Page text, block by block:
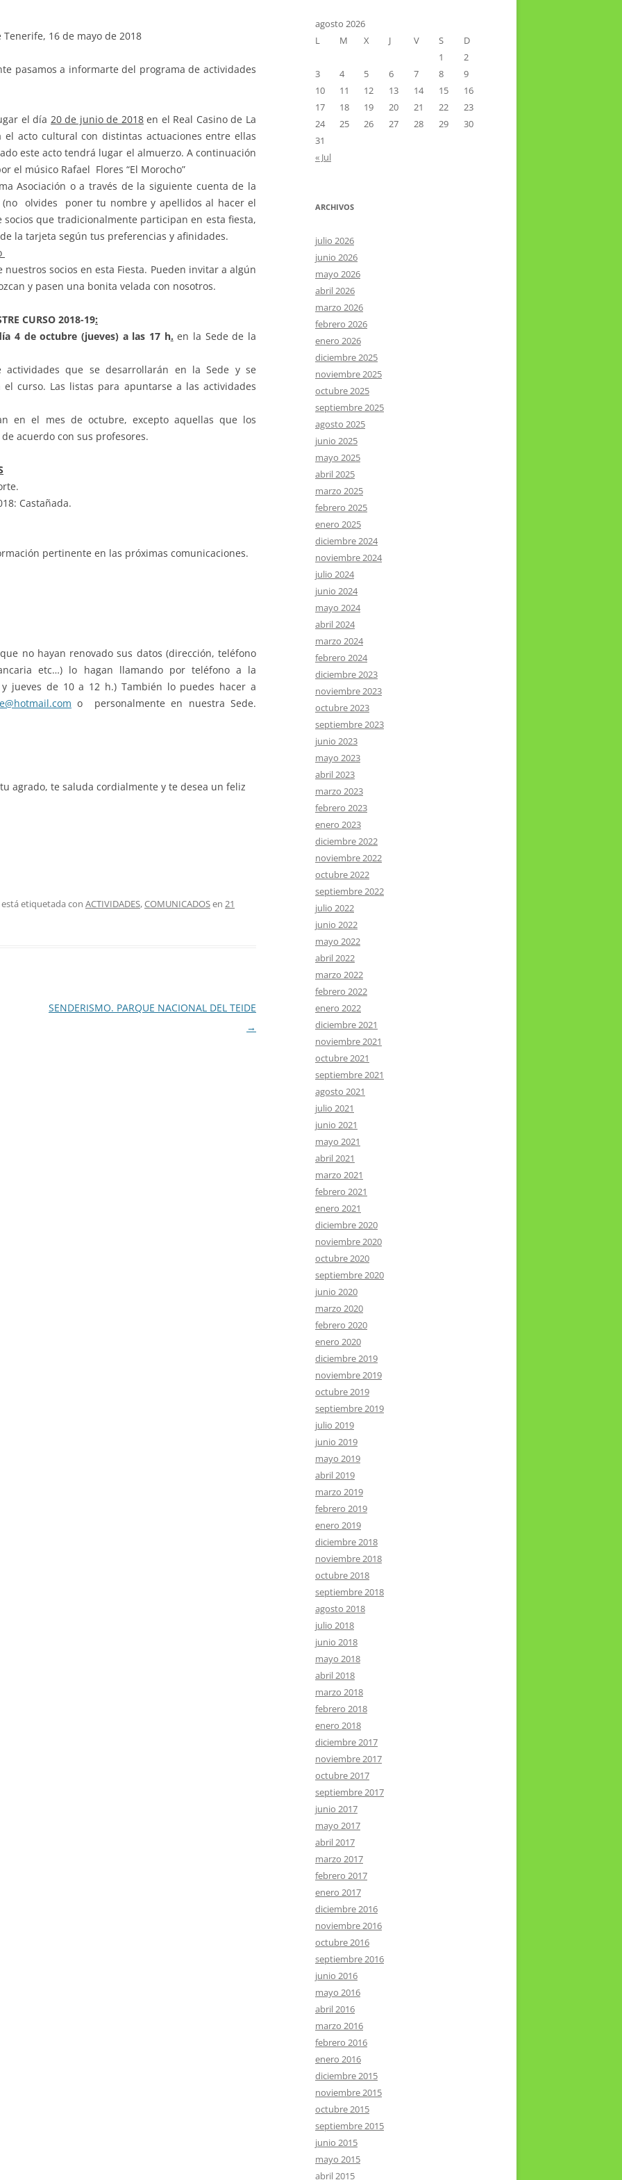
JAVIER HERNÁNDEZ VELÁZQUEZ
Tenerife, 16 de mayo de 2018
pasamos a informarte del programa de actividades
el día 20 de junio de 2018 en el Real Casino de La
acto cultural con distintas actuaciones entre ellas
este acto tendrá lugar el almuerzo. A continuación
el músico Rafael Flores “El Morocho”
Asociación o a través de la siguiente cuenta de la
olvides poner tu nombre y apellidos al hacer el
que tradicionalmente participan en esta fiesta,
la tarjeta según tus preferencias y afinidades.
socios en esta Fiesta. Pueden invitar a algún
y pasen una bonita velada con nosotros.
CURSO 2018-19:
4 de octubre (jueves) a las 17 h. en la Sede de la
actividades que se desarrollarán en la Sede y se
curso. Las listas para apuntarse a las actividades
en el mes de octubre, excepto aquellas que los
acuerdo con sus profesores.
Castañada.
pertinente en las próximas comunicaciones.
no hayan renovado sus datos (dirección, teléfono
etc…) lo hagan llamando por teléfono a la
jueves de 10 a 12 h.) También lo puedes hacer a
o personalmente en nuestra Sede.
agrado, te saluda cordialmente y te desea un feliz
etiquetada con ACTIVIDADES,COMUNICADOSen 21
SENDERISMO. PARQUE NACIONAL DEL TEIDE
→
agosto 2026
L
M X J V S
D
1
2
3
4 5 6 7 8
9
10
11 12 13 14 15
16
17
18 19 20 21 22
23
24
25 26 27 28 29
30
31
« Jul
ARCHIVOS
julio 2026
junio 2026
mayo 2026
abril 2026
marzo 2026
febrero 2026
enero 2026
diciembre 2025
noviembre 2025
octubre 2025
septiembre 2025
agosto 2025
junio 2025
mayo 2025
abril 2025
marzo 2025
febrero 2025
enero 2025
diciembre 2024
noviembre 2024
julio 2024
junio 2024
mayo 2024
abril 2024
marzo 2024
febrero 2024
diciembre 2023
noviembre 2023
octubre 2023
septiembre 2023
junio 2023
mayo 2023
abril 2023
marzo 2023
febrero 2023
enero 2023
diciembre 2022
noviembre 2022
octubre 2022
septiembre 2022
julio 2022
junio 2022
mayo 2022
abril 2022
marzo 2022
febrero 2022
enero 2022
diciembre 2021
noviembre 2021
octubre 2021
septiembre 2021
agosto 2021
julio 2021
junio 2021
mayo 2021
abril 2021
marzo 2021
febrero 2021
enero 2021
diciembre 2020
noviembre 2020
octubre 2020
septiembre 2020
junio 2020
marzo 2020
febrero 2020
enero 2020
diciembre 2019
noviembre 2019
octubre 2019
septiembre 2019
julio 2019
junio 2019
mayo 2019
abril 2019
marzo 2019
febrero 2019
enero 2019
diciembre 2018
noviembre 2018
octubre 2018
septiembre 2018
agosto 2018
julio 2018
junio 2018
mayo 2018
abril 2018
marzo 2018
febrero 2018
enero 2018
diciembre 2017
noviembre 2017
octubre 2017
septiembre 2017
junio 2017
mayo 2017
abril 2017
marzo 2017
febrero 2017
enero 2017
diciembre 2016
noviembre 2016
octubre 2016
septiembre 2016
junio 2016
mayo 2016
abril 2016
marzo 2016
febrero 2016
enero 2016
diciembre 2015
noviembre 2015
octubre 2015
septiembre 2015
junio 2015
mayo 2015
abril 2015